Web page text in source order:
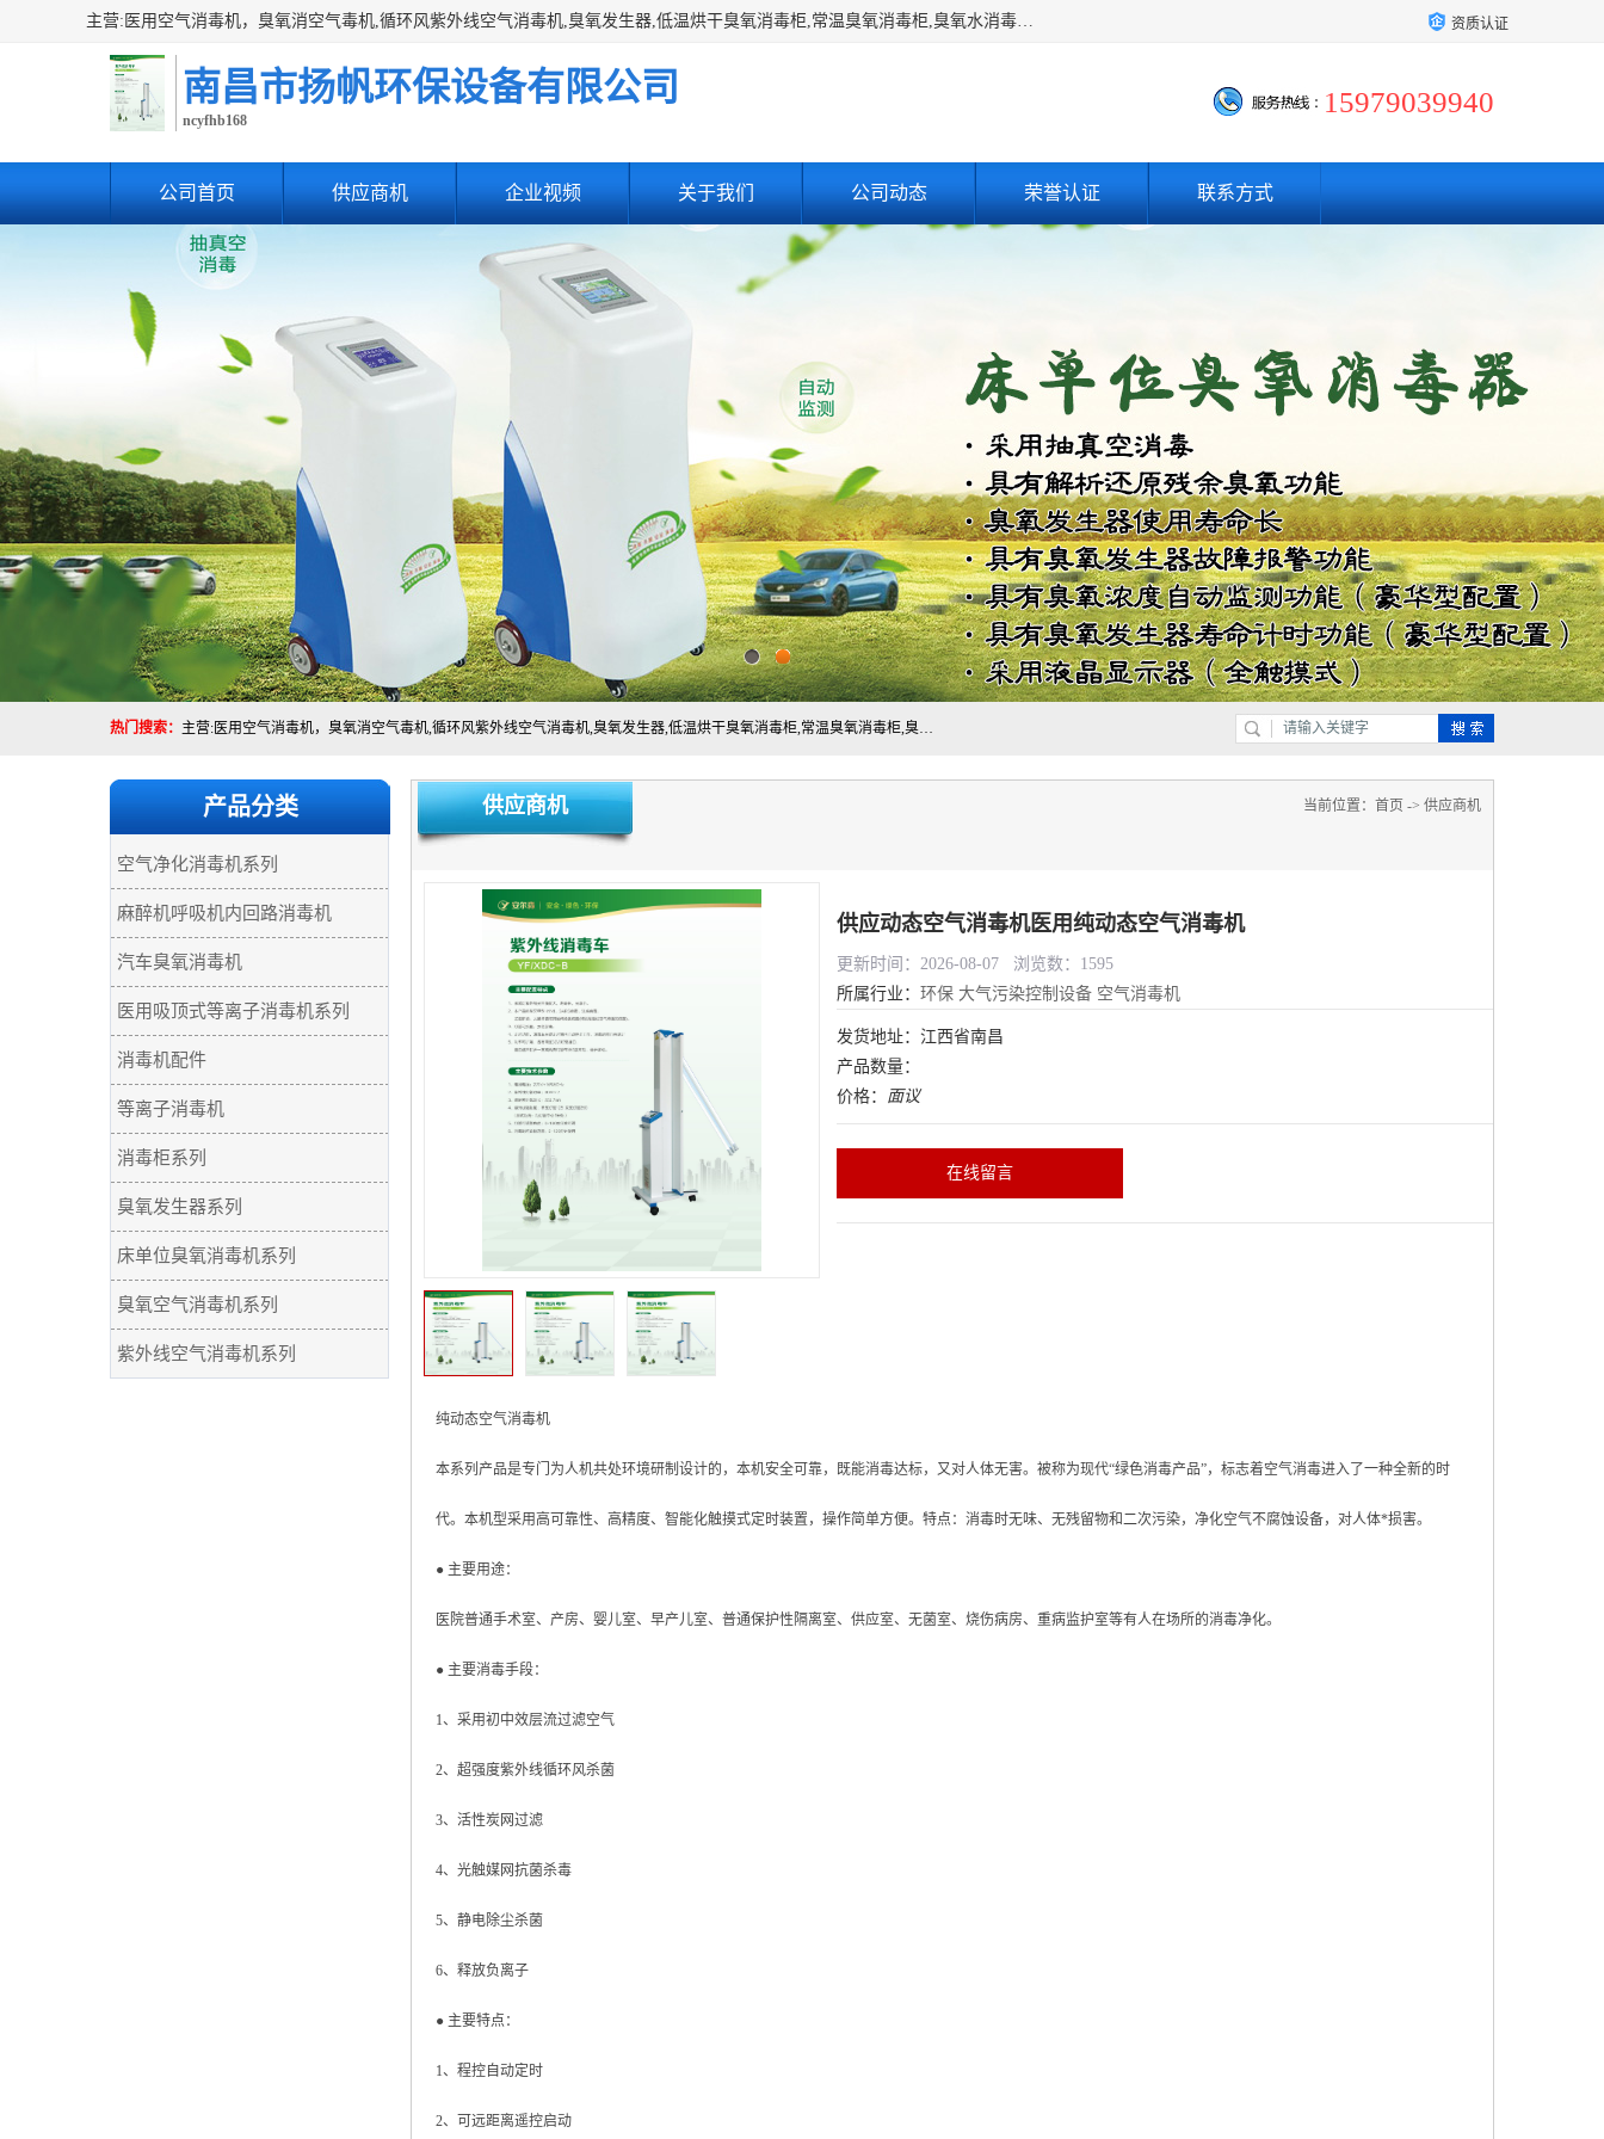
主营:医用空气消毒机，臭氧消空气毒机,循环风紫外线空气消毒机,臭氧发生器,低温烘干臭氧消毒柜,常温臭氧消毒柜,臭氧水消毒机,管道容器臭氧消毒机,内置式臭氧消毒机,外置式臭氧消毒机,床单位臭氧消毒器。医用工作服灭菌柜，医用拖鞋消毒柜,麻醉机内管路消毒机，呼吸机回路消毒机 资质认证
南昌市扬帆环保设备有限公司
ncyfhb168
15979039940
公司首页 供应商机 企业视频 关于我们 公司动态 荣誉认证 联系方式
热门搜索： 主营:医用空气消毒机，臭氧消空气毒机,循环风紫外线空气消毒机,臭氧发生器,低温烘干臭氧消毒柜,常温臭氧消毒柜,臭氧水消毒机,管道容器臭氧消毒机,内置式臭氧消毒机,外置式臭氧消毒机,床单位臭氧消毒器。医用工作服灭菌柜，医用拖鞋消毒柜,麻醉机内管路消毒机，呼吸机回路消毒机
产品分类
空气净化消毒机系列
麻醉机呼吸机内回路消毒机
汽车臭氧消毒机
医用吸顶式等离子消毒机系列
消毒机配件
等离子消毒机
消毒柜系列
臭氧发生器系列
床单位臭氧消毒机系列
臭氧空气消毒机系列
紫外线空气消毒机系列
供应商机 当前位置： 首页 -> 供应商机
供应动态空气消毒机医用纯动态空气消毒机
更新时间：2026-08-07 浏览数：1595
所属行业： 环保 大气污染控制设备 空气消毒机
发货地址：江西省南昌
产品数量：
价格： 面议
在线留言
纯动态空气消毒机
本系列产品是专门为人机共处环境研制设计的，本机安全可靠，既能消毒达标，又对人体无害。被称为现代“绿色消毒产品”，标志着空气消毒进入了一种全新的时
代。本机型采用高可靠性、高精度、智能化触摸式定时装置，操作简单方便。特点：消毒时无味、无残留物和二次污染，净化空气不腐蚀设备，对人体*损害。
● 主要用途：
医院普通手术室、产房、婴儿室、早产儿室、普通保护性隔离室、供应室、无菌室、烧伤病房、重病监护室等有人在场所的消毒净化。
● 主要消毒手段：
1、采用初中效层流过滤空气
2、超强度紫外线循环风杀菌
3、活性炭网过滤
4、光触媒网抗菌杀毒
5、静电除尘杀菌
6、释放负离子
● 主要特点：
1、程控自动定时
2、可远距离遥控启动